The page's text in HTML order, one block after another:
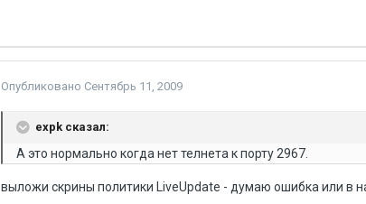
Опубликовано Сентябрь 11, 2009
expk сказал:
А это нормально когда нет телнета к порту 2967.
выложи скрины политики LiveUpdate - думаю ошибка или в